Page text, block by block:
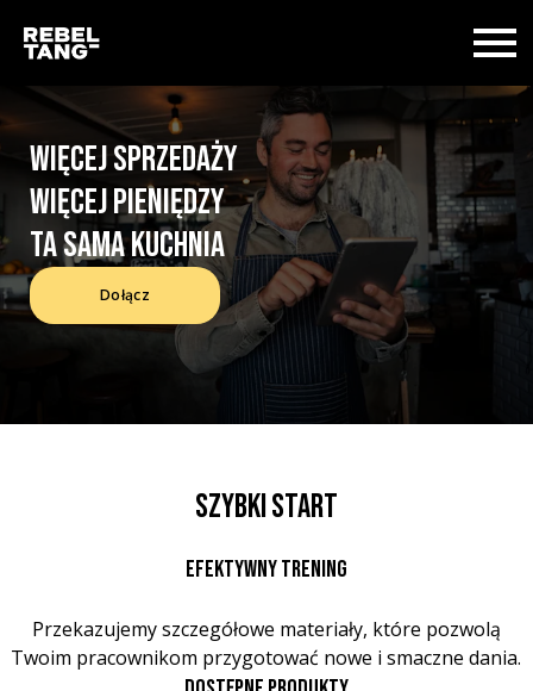
WIĘCEJ SPRZEDAŻY
WIĘCEJ PIENIĘDZY
TA SAMA KUCHNIA
Dołącz
SZYBKI START
EFEKTYWNY TRENING
Przekazujemy szczegółowe materiały, które pozwolą
Twoim pracownikom przygotować nowe i smaczne dania.